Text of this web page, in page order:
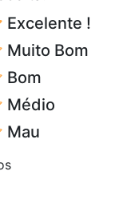
Excelente !
Muito Bom
Bom
Médio
Mau